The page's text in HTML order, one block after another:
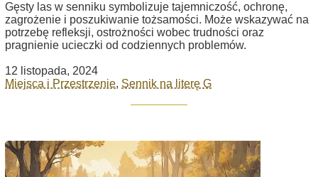
Gęsty las w senniku symbolizuje tajemniczość, ochronę,
zagrożenie i poszukiwanie tożsamości. Może wskazywać na
potrzebę refleksji, ostrożności wobec trudności oraz
pragnienie ucieczki od codziennych problemów.
12 listopada, 2024
Miejsca i Przestrzenie, Sennik na literę G